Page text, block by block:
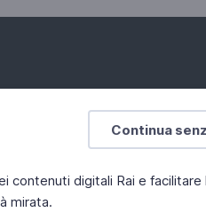
Continua
contenuti digitali Rai e facilitare
mirata.